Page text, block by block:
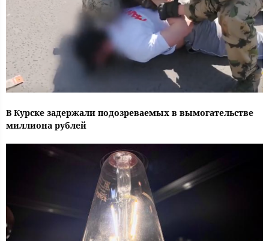
В Курске задержали подозреваемых в вымогательстве
миллиона рублей